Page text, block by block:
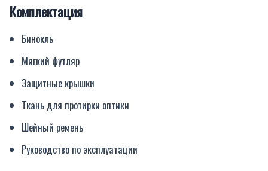
Комплектация
Бинокль
Мягкий футляр
Защитные крышки
Ткань для протирки оптики
Шейный ремень
Руководство по эксплуатации